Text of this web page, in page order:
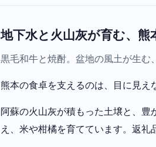
地下水と火山灰が育む、熊
黒毛和牛と焼酎。盆地の風土が生む
熊本の食卓を支えるのは、目に見え
阿蘇の火山灰が積もった土壌と、
え、米や柑橘を育てています。返礼